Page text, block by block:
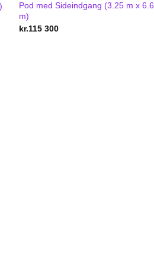
Pod med Sideindgang (3.25 m x 6.6
m)
kr.115 300